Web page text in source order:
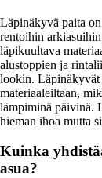
Läpinäkyvä paita
rentoihin
läpikuultava
alustoppien ja
lookin. Läpinäkyvät
materiaaleiltaan,
lämpiminä päivinä.
hieman ihoa mutta
Kuinka
asua?